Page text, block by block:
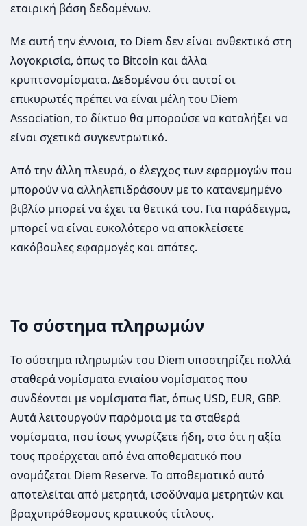
εταιρική βάση δεδομένων.
Με αυτή την έννοια, το Diem δεν είναι ανθεκτικό στη
λογοκρισία, όπως το Bitcoin και άλλα
κρυπτονομίσματα. Δεδομένου ότι αυτοί οι
επικυρωτές πρέπει να είναι μέλη του Diem
Association, το δίκτυο θα μπορούσε να καταλήξει να
είναι σχετικά συγκεντρωτικό.
Από την άλλη πλευρά, ο έλεγχος των εφαρμογών που
μπορούν να αλληλεπιδράσουν με το κατανεμημένο
βιβλίο μπορεί να έχει τα θετικά του. Για παράδειγμα,
μπορεί να είναι ευκολότερο να αποκλείσετε
κακόβουλες εφαρμογές και απάτες.
Το σύστημα πληρωμών
Το σύστημα πληρωμών του Diem υποστηρίζει πολλά
σταθερά νομίσματα ενιαίου νομίσματος που
συνδέονται με νομίσματα fiat, όπως USD, EUR, GBP.
Αυτά λειτουργούν παρόμοια με τα σταθερά
νομίσματα, που ίσως γνωρίζετε ήδη, στο ότι η αξία
τους προέρχεται από ένα αποθεματικό που
ονομάζεται Diem Reserve. Το αποθεματικό αυτό
αποτελείται από μετρητά, ισοδύναμα μετρητών και
βραχυπρόθεσμους κρατικούς τίτλους.